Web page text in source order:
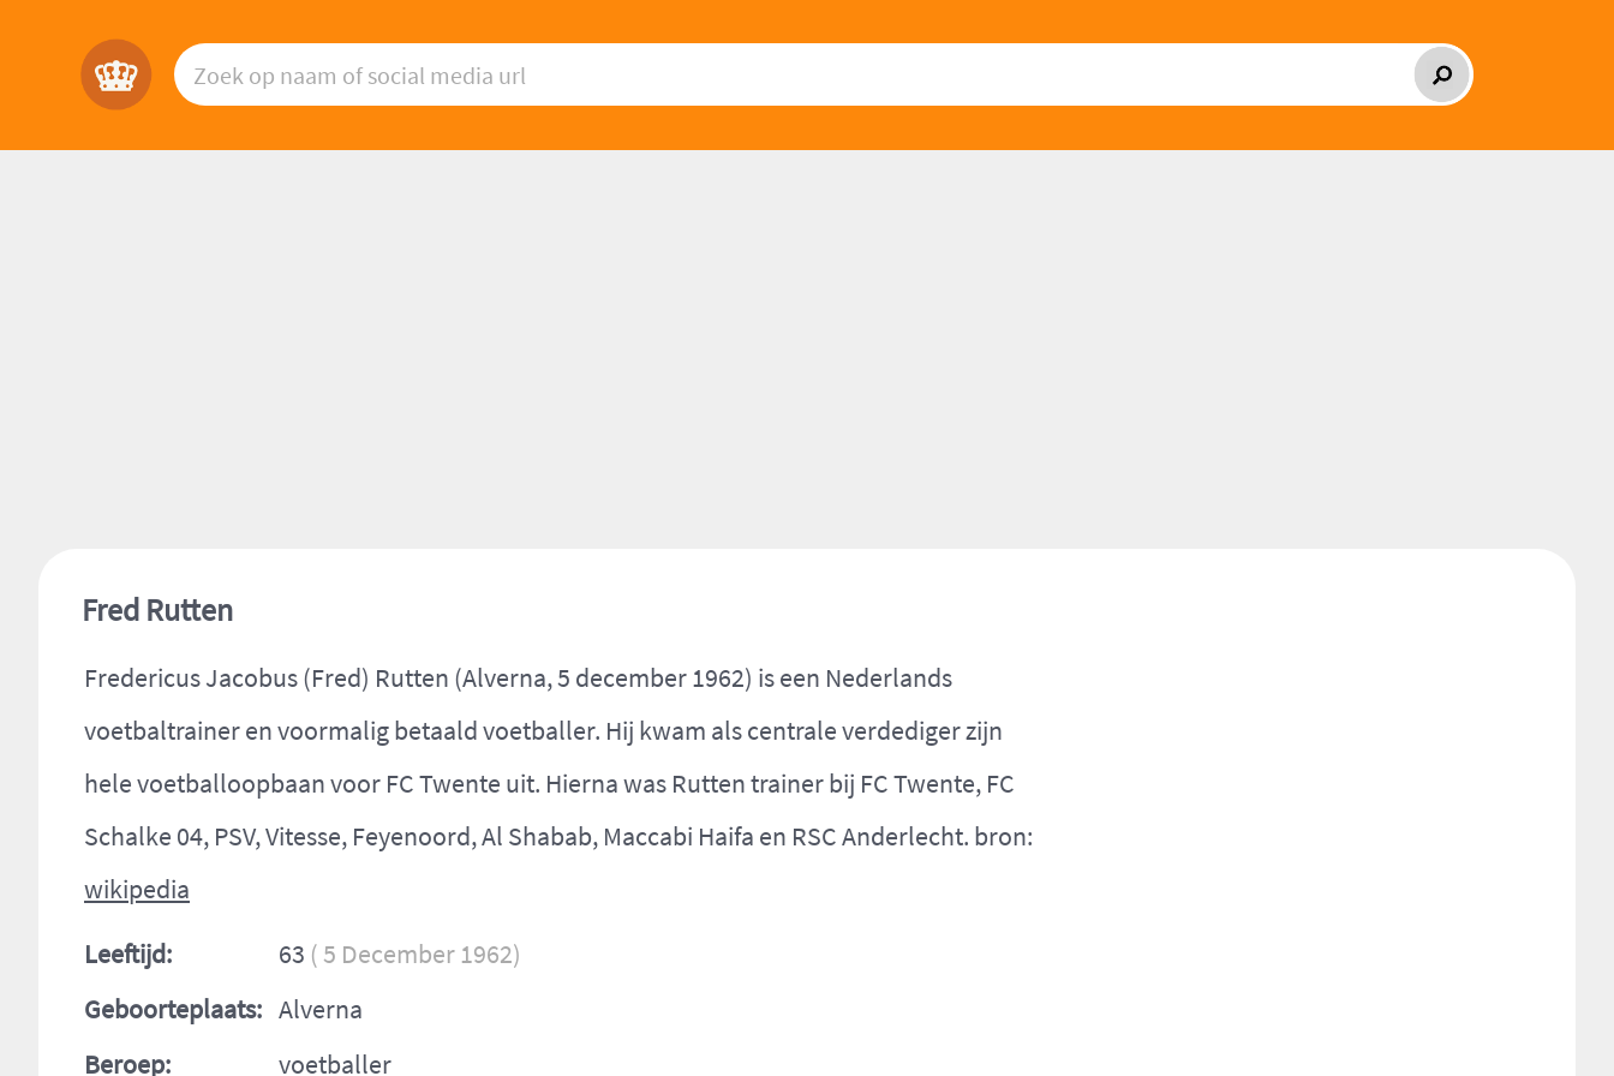
Fred Rutten
Fredericus Jacobus (Fred) Rutten (Alverna, 5 december 1962) is een Nederlands
voetbaltrainer en voormalig betaald voetballer. Hij kwam als centrale verdediger zijn
hele voetballoopbaan voor FC Twente uit. Hierna was Rutten trainer bij FC Twente, FC
Schalke 04, PSV, Vitesse, Feyenoord, Al Shabab, Maccabi Haifa en RSC Anderlecht. bron:
wikipedia
Leeftijd:
63 ( 5 December 1962)
Geboorteplaats: Alverna
Beroep:
voetballer